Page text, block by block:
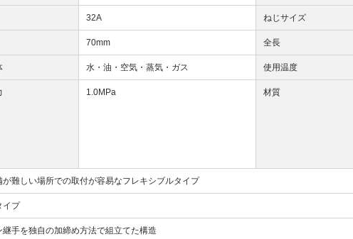
32A ねじサイズ
70mm 全長
水・油・空気・蒸気・ガス 使用温度
1.0MPa 材質
が難しい場所での取付が容易なフレキシブルタイプ
イプ
継手を独自の加締め方法で組立てた構造